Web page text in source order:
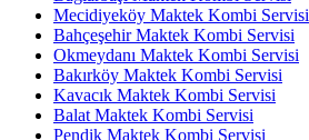
Mecidiyeköy Maktek Kombi Servisi
Bahçeşehir Maktek Kombi Servisi
Okmeydanı Maktek Kombi Servisi
Bakırköy Maktek Kombi Servisi
Kavacık Maktek Kombi Servisi
Balat Maktek Kombi Servisi
Pendik Maktek Kombi Servisi